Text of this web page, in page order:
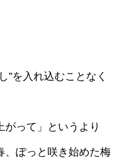
”を入れ込むことなく
って」というより
、ぽっと咲き始めた梅